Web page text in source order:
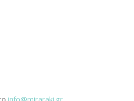
info@miraraki.gr.